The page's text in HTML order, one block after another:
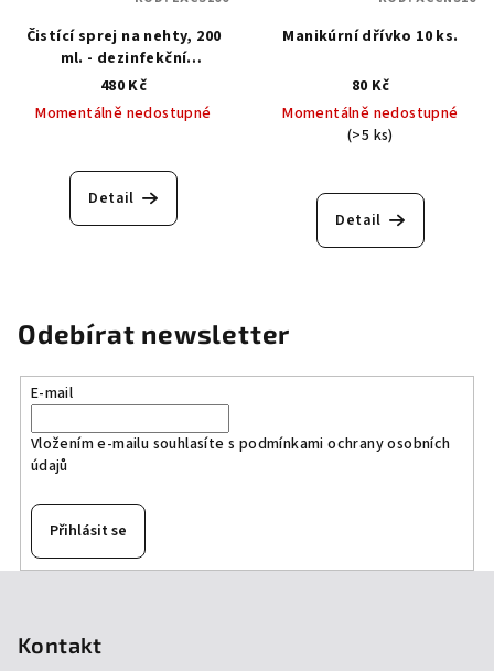
Čistící sprej na nehty, 200
ml. - dezinfekční
prostředek
480 Kč
Momentálně nedostupné
hodnocení
produktu
Detail
Manikúrní dřívko 10 ks.
80 Kč
Momentálně nedostupné
(>5 ks)
Detail
Odebírat newsletter
E-mail
Vložením e-mailu souhlasíte s podmínkami ochrany osobních
údajů
Přihlásit se
Kontakt